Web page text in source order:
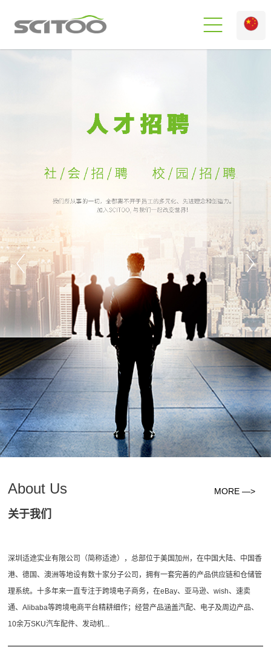
About Us
关于我们
MORE —>
深圳适途实业有限公司（简称适途），总部位于美国加州，在中国大陆、中国香
港、德国、澳洲等地设有数十家分子公司，拥有一套完善的产品供应链和仓储管
理系统。十多年来一直专注于跨境电子商务，在eBay、亚马逊、wish、速卖
通、Alibaba等跨境电商平台精耕细作；经营产品涵盖汽配、电子及周边产品、
10余万SKU汽车配件、发动机...